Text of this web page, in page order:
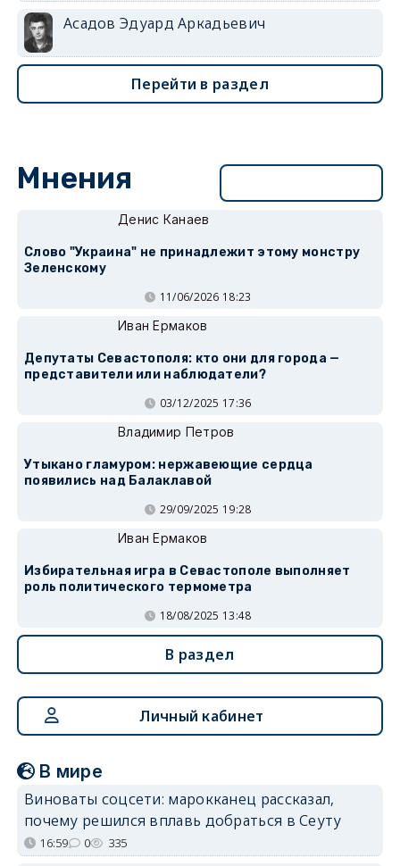
Асадов Эдуард Аркадьевич
Перейти в раздел
Мнения
Денис Канаев
Слово "Украина" не принадлежит этому монстру
Зеленскому
11/06/2026 18:23
Иван Ермаков
Депутаты Севастополя: кто они для города —
представители или наблюдатели?
03/12/2025 17:36
Владимир Петров
Утыкано гламуром: нержавеющие сердца
появились над Балаклавой
29/09/2025 19:28
Иван Ермаков
Избирательная игра в Севастополе выполняет
роль политического термометра
18/08/2025 13:48
В раздел
Личный кабинет
В мире
Виноваты соцсети: марокканец рассказал,
почему решился вплавь добраться в Сеуту
16:59 0 335